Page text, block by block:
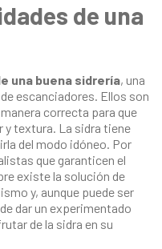
de una
una buena sidrería, una
escanciadores. Ellos son
correcta para que
y textura. La sidra tiene
del modo idóneo. Por
que garanticen el
existe la solución de
y, aunque puede ser
dar un experimentado
de la sidra en su